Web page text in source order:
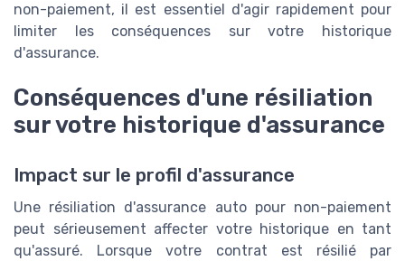
non-paiement, il est essentiel d'agir rapidement pour
limiter les conséquences sur votre historique
d'assurance.
Conséquences d'une résiliation
sur votre historique d'assurance
Impact sur le profil d'assurance
Une résiliation d'assurance auto pour non-paiement
peut sérieusement affecter votre historique en tant
qu'assuré. Lorsque votre contrat est résilié par